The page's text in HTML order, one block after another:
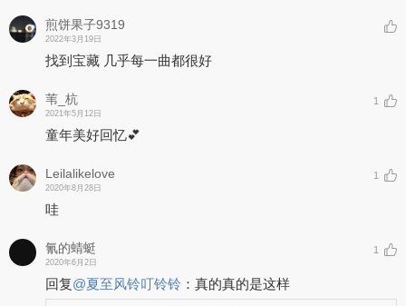
煎饼果子9319
2022年3月19日
找到宝藏 几乎每一曲都很好
苇_杭
2021年5月12日
1
童年美好回忆💕
Leilalikelove
2020年8月28日
1
哇
氰的蜻蜓
2020年6月2日
1
回复@夏至风铃叮铃铃 ： 真的真的是这样